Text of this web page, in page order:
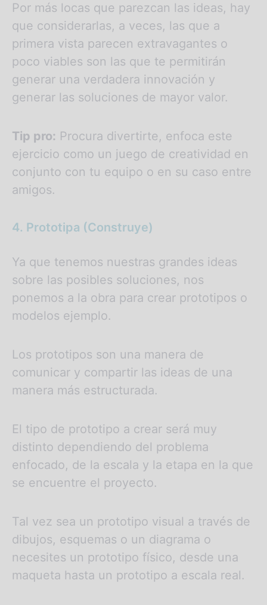
Por más locas que parezcan las ideas, hay
que considerarlas, a veces, las que a
primera vista parecen extravagantes o
poco viables son las que te permitirán
generar una verdadera innovación y
generar las soluciones de mayor valor.
Tip pro: Procura divertirte, enfoca este
ejercicio como un juego de creatividad en
conjunto con tu equipo o en su caso entre
amigos.
4. Prototipa (Construye)
Ya que tenemos nuestras grandes ideas
sobre las posibles soluciones, nos
ponemos a la obra para crear prototipos o
modelos ejemplo.
Los prototipos son una manera de
comunicar y compartir las ideas de una
manera más estructurada.
El tipo de prototipo a crear será muy
distinto dependiendo del problema
enfocado, de la escala y la etapa en la que
se encuentre el proyecto.
Tal vez sea un prototipo visual a través de
dibujos, esquemas o un diagrama o
necesites un prototipo físico, desde una
maqueta hasta un prototipo a escala real.